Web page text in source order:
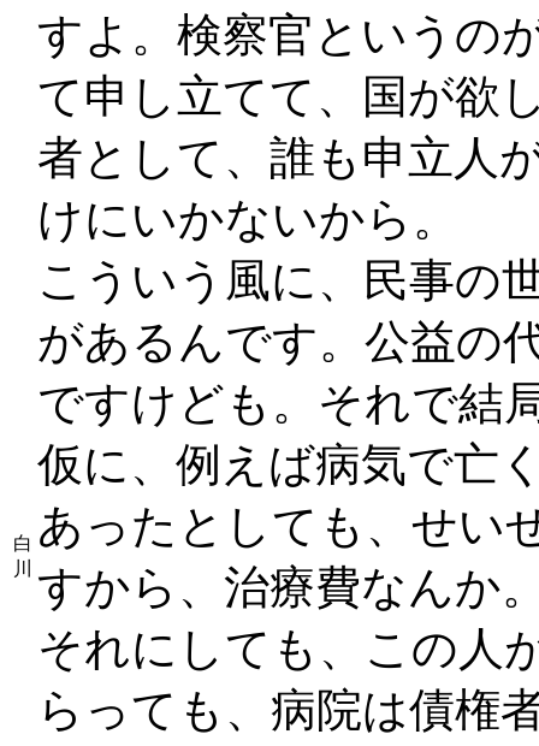
白
川
すよ。検察官というの
て申し立てて、国が欲
者として、誰も申立人
けにいかないから。
こういう風に、民事の
があるんです。公益の
ですけども。それで結
仮に、例えば病気で亡
あったとしても、せい
すから、治療費なんか
それにしても、この人
らっても、病院は債権